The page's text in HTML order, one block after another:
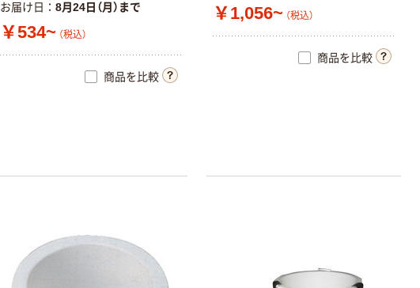
お届け日 8月24日（月）まで
￥534~ （税込）
商品を比較
￥1,056~ （税込）
商品を比較